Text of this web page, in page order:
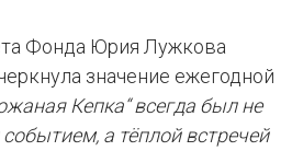
Фонда Юрия Лужкова
значение ежегодной
Кепка“ всегда был не
а тёплой встречей